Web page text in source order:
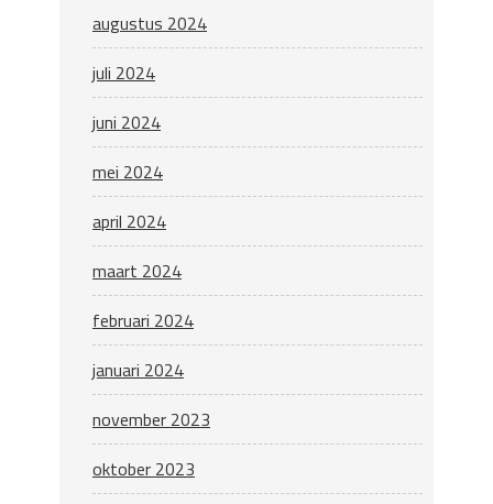
augustus 2024
juli 2024
juni 2024
mei 2024
april 2024
maart 2024
februari 2024
januari 2024
november 2023
oktober 2023